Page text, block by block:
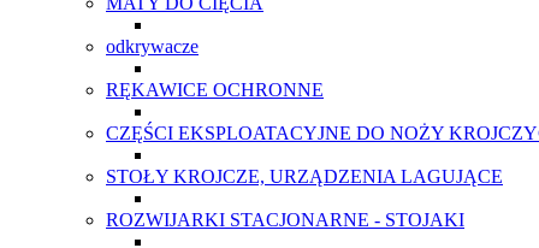
odkrywacze
RĘKAWICE OCHRONNE
CZĘŚCI EKSPLOATACYJNE DO NOŻY
STOŁY KROJCZE, URZĄDZENIA LAGUJĄCE
ROZWIJARKI STACJONARNE - STOJAKI